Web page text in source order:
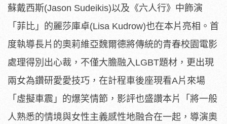
蘇戴西斯(Jason Sudeikis)以及《六人行》中飾演
「菲比」的麗莎庫卓(Lisa Kudrow)也在本片亮相。 首
度執導長片的奧莉維亞魏爾德將傳統的青春校園電影
處理得別出心裁，不僅大膽融入LGBT題材，更出現
兩女為鑽研愛愛技巧， 在計程車後座現看A片來場
「虛擬車震」的爆笑情節， 影評也盛讚本片「 將一般
人熟悉的情境與女性主義感性地融合在一起， 導演奧